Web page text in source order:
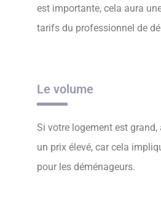
est importante, cela aura
tarifs du professionnel de
Le volume
Si votre logement est grand,
un prix élevé, car cela
pour les déménageurs.